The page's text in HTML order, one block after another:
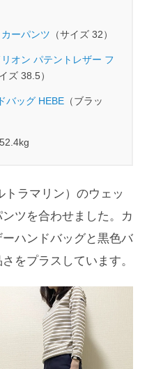
ーパンツ （サイズ 32）
オン パテントレザー フ
ズ 38.5）
バッグ HEBE （ブラッ
トラマリン）のウェッ
ツを合わせました。カ
ハンドバッグと黒色バ
をプラスしています。